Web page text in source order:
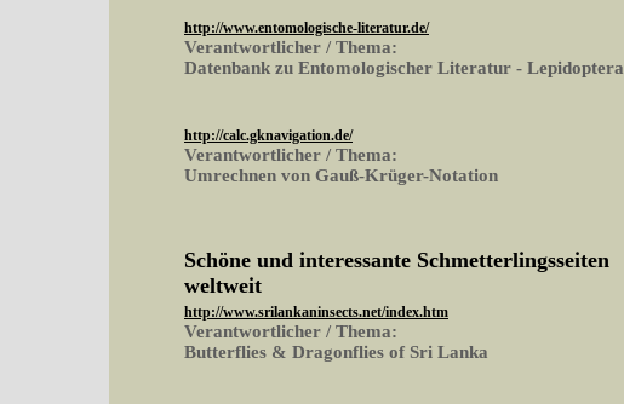
http://www.entomologische-literatur.de/
Verantwortlicher / Thema:
Datenbank zu Entomologischer Literatur - Lepidoptera
http://calc.gknavigation.de/
Verantwortlicher / Thema:
Umrechnen von Gauß-Krüger-Notation
Schöne und interessante Schmetterlingsseiten
weltweit
http://www.srilankaninsects.net/index.htm
Verantwortlicher / Thema:
Butterflies & Dragonflies of Sri Lanka